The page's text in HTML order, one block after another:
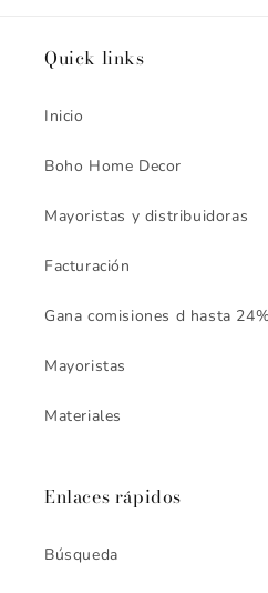
Quick links
Inicio
Boho Home Decor
Mayoristas y distribuidoras
Facturación
Gana comisiones d hasta
Mayoristas
Materiales
Enlaces rápidos
Búsqueda